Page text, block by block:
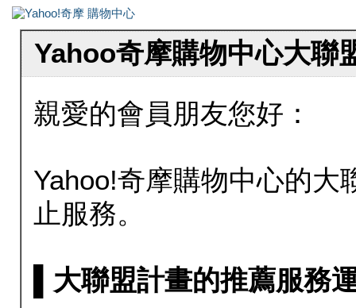
Yahoo奇摩購物中心大聯
親愛的會員朋友您好：
Yahoo!奇摩購物中心的大
止服務。
▌大聯盟計畫的推薦服務